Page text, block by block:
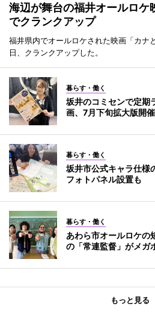
海辺が舞台の福井オールロ
でクランクアップ
福井県内でオールロケされた映画「カナ
日、クランクアップした。
暮らす・働く
坂井のコミセンで定
画、7月下旬拡大版開
暮らす・働く
坂井市公式キャラ仕
フォトパネル設置も
暮らす・働く
あわら市オールロケ
の「常連監督」がメガ
もっと見る